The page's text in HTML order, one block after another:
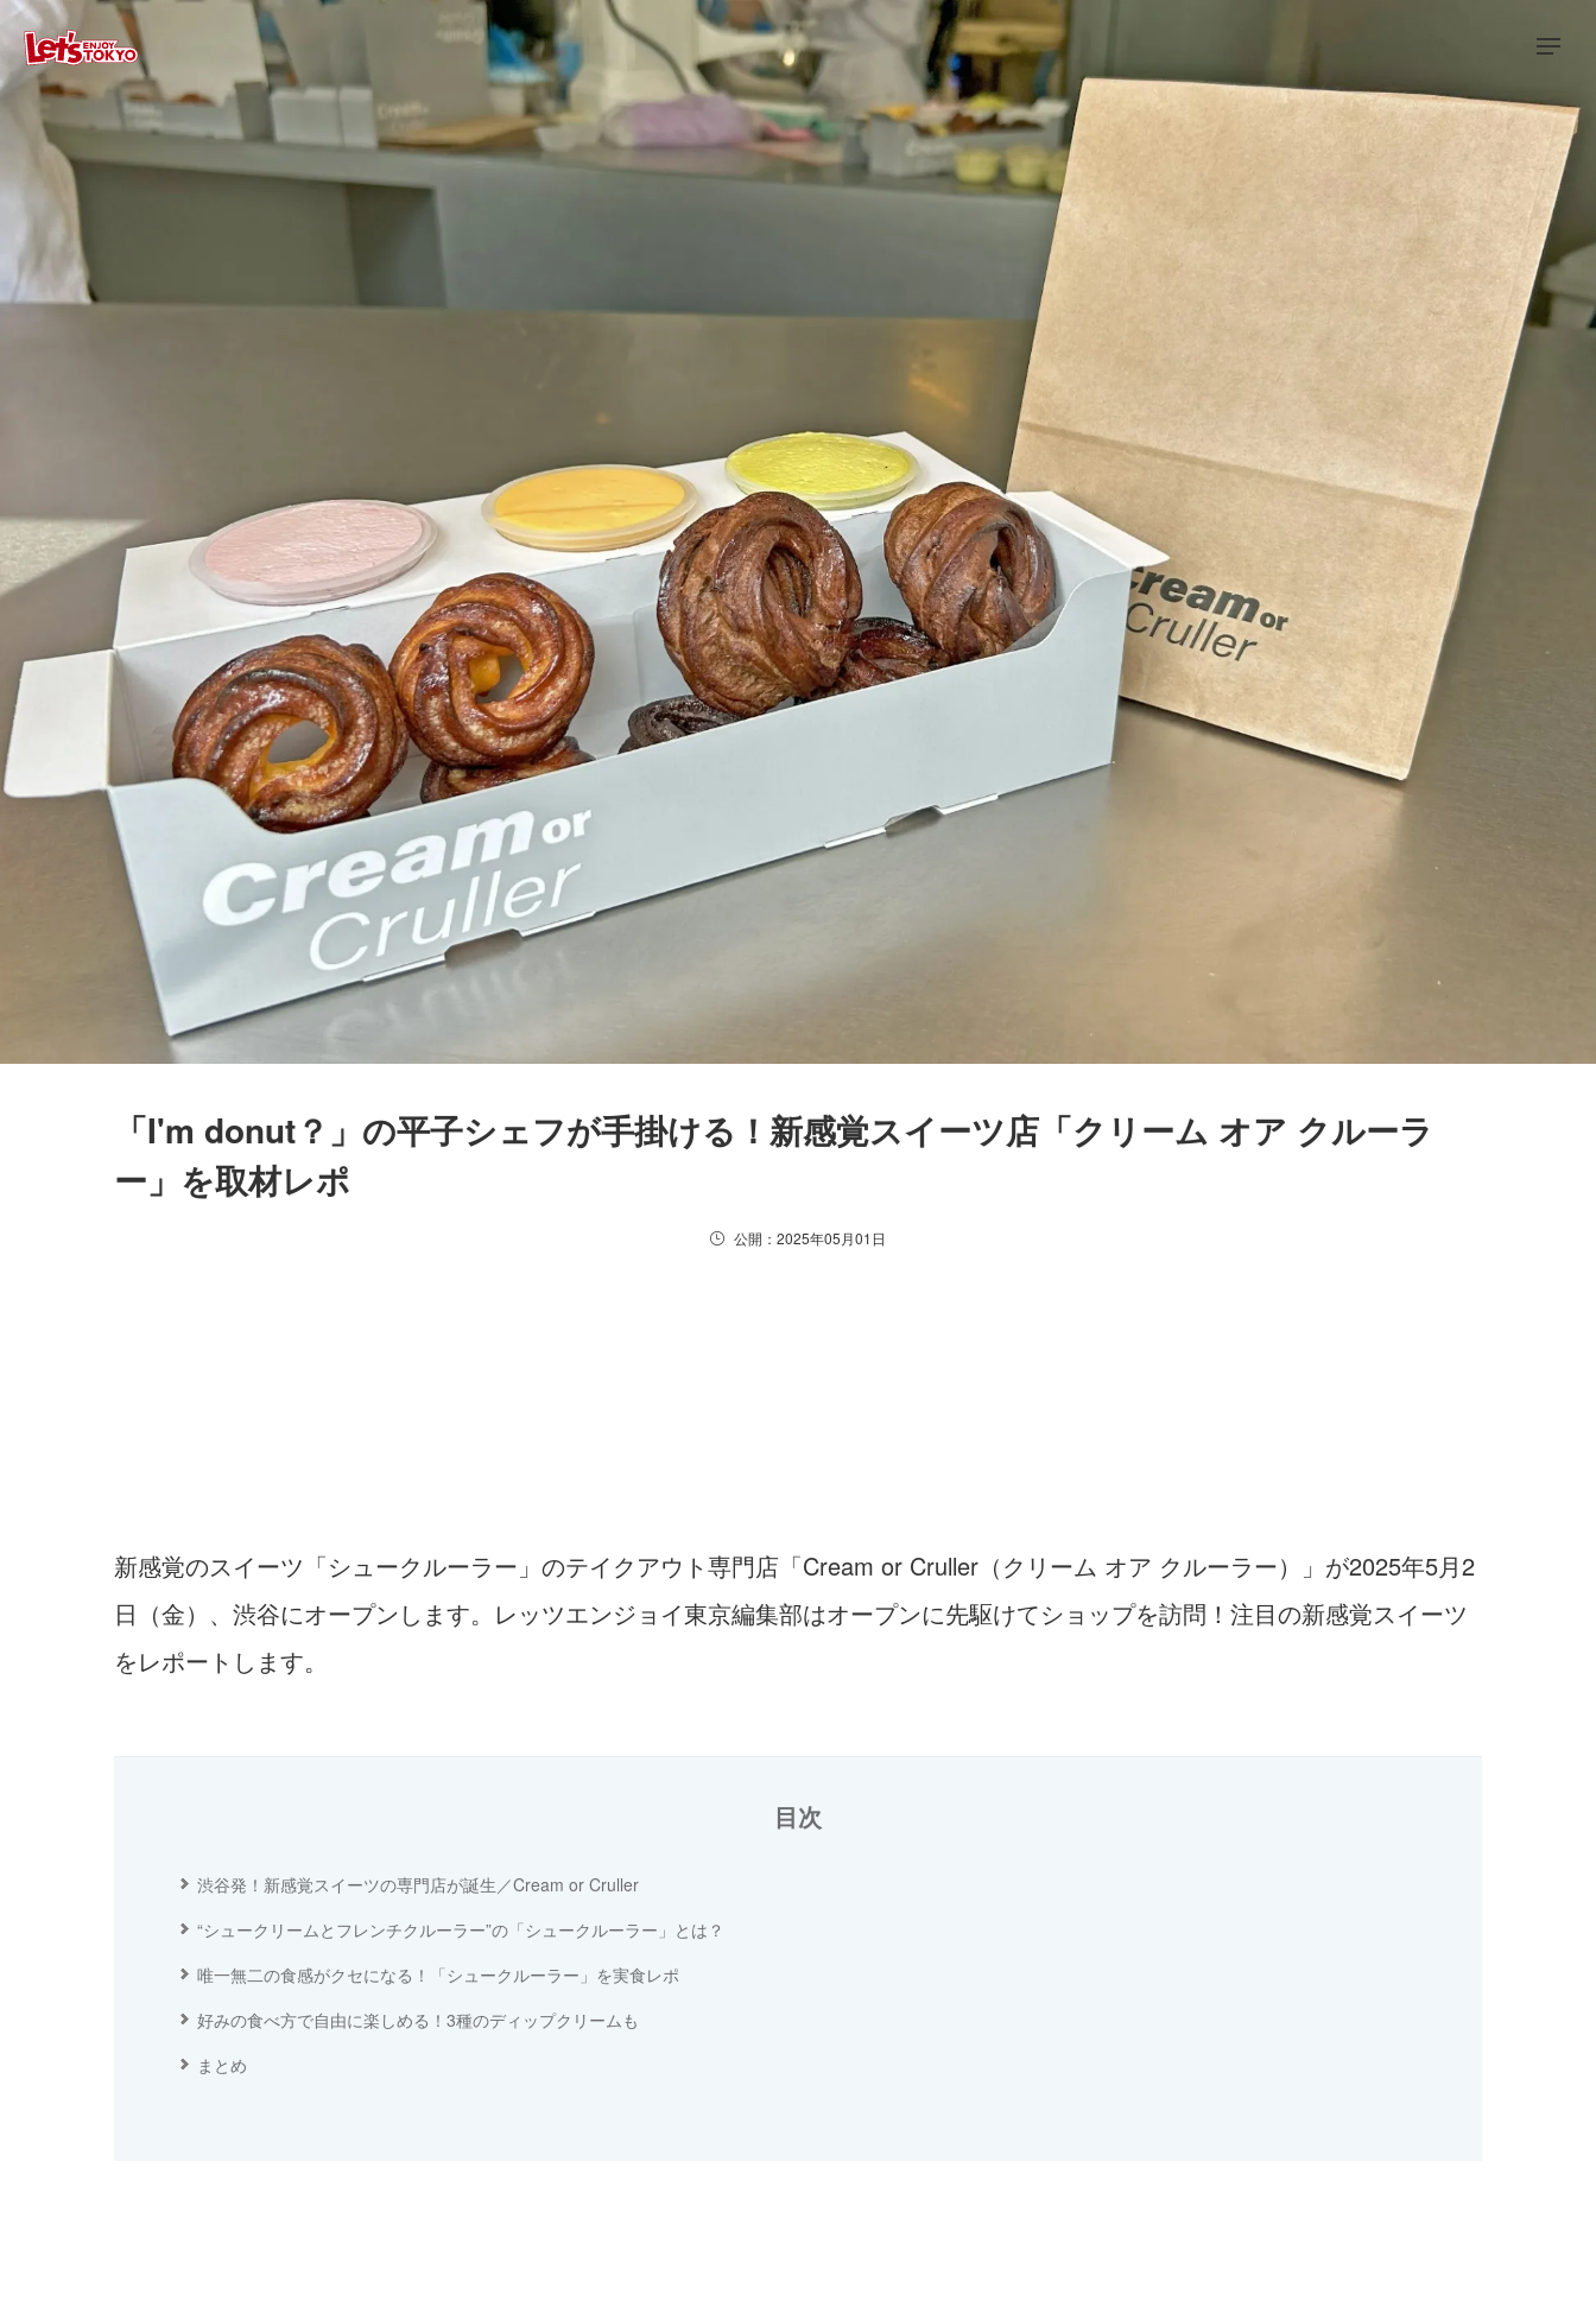
「I'm donut？」の平子シェフが手掛ける！新感覚スイーツ店「クリーム オア クルーラ
ー」を取材レポ
公開：2025年05月01日
新感覚のスイーツ「シュークルーラー」のテイクアウト専門店「Cream or Cruller（クリーム オア クルーラー）」が2025年5月2
日（金）、渋谷にオープンします。レッツエンジョイ東京編集部はオープンに先駆けてショップを訪問！注目の新感覚スイーツ
をレポートします。
目次
渋谷発！新感覚スイーツの専門店が誕生／Cream or Cruller
“シュークリームとフレンチクルーラー”の「シュークルーラー」とは？
唯一無二の食感がクセになる！「シュークルーラー」を実食レポ
好みの食べ方で自由に楽しめる！3種のディップクリームも
まとめ